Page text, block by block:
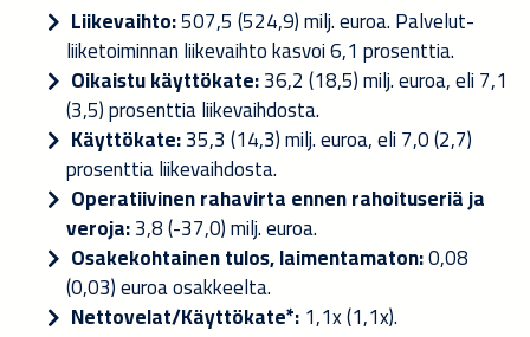
Liikevaihto:507,5 (524,9) milj. euroa. Palvelut-
liiketoiminnan liikevaihto kasvoi 6,1 prosenttia.
Oikaistu käyttökate:36,2 (18,5) milj. euroa, eli 7,1
(3,5) prosenttia liikevaihdosta.
Käyttökate:35,3 (14,3) milj. euroa, eli 7,0 (2,7)
prosenttia liikevaihdosta.
Operatiivinen rahavirta ennen rahoituseriä ja
veroja:3,8 (-37,0) milj. euroa.
Osakekohtainen tulos, laimentamaton:0,08
(0,03) euroa osakkeelta.
Nettovelat/Käyttökate*:1,1x (1,1x).